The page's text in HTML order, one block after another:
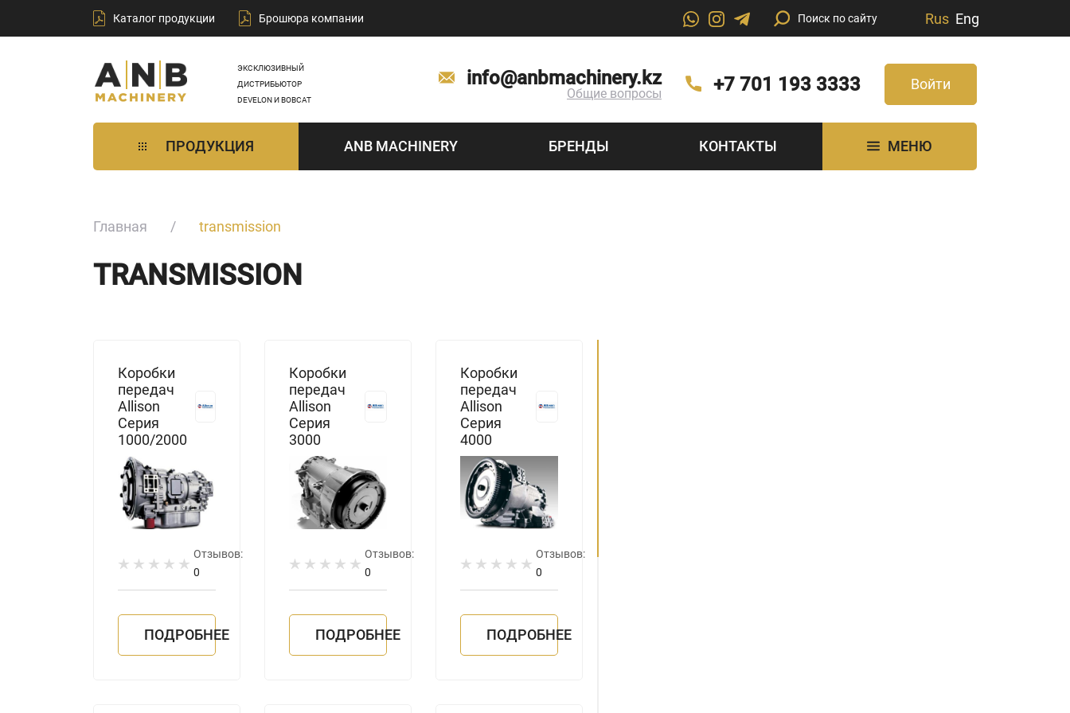
Каталог продукции Брошюра компании Rus Eng
ЭКСКЛЮЗИВНЫЙ
ДИСТРИБЬЮТОР
DEVELON И BOBCAT
info@anbmachinery.kz
Общие вопросы +7 701 193 3333 Войти
ПРОДУКЦИЯ ANB MACHINERY БРЕНДЫ КОНТАКТЫ МЕНЮ
Главная transmission
TRANSMISSION
Коробки
передач
Allison
Серия
1000/2000
Отзывов:
0
ПОДРОБНЕЕ
Коробки
передач
Allison
Серия
3000
Отзывов:
0
ПОДРОБНЕЕ
Коробки
передач
Allison
Серия
4000
Отзывов:
0
ПОДРОБНЕЕ